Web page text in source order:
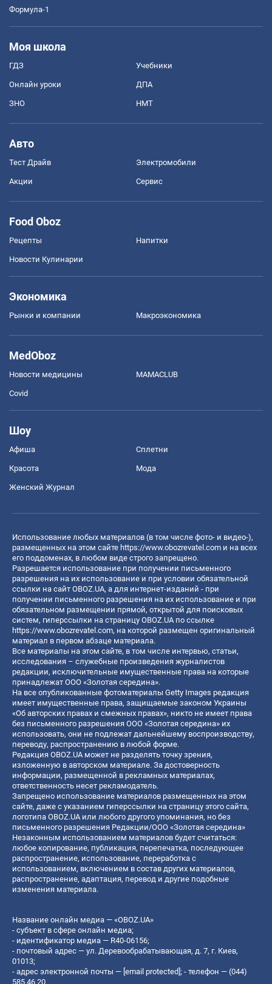
Формула-1
Моя школа
ГДЗ Учебники
Онлайн уроки ДПА
ЗНО НМТ
Авто
Тест Драйв Электромобили
Акции Сервис
Food Oboz
Рецепты Напитки
Новости Кулинарии
Экономика
Рынки и компании Mакроэкономика
MedOboz
Новости медицины MAMACLUB
Covid
Шоу
Афиша Сплетни
Красота Мода
Женский Журнал
Использование любых материалов (в том числе фото- и видео-),
размещенных на этом сайте https://www.obozrevatel.com и на всех
его поддоменах, в любом виде строго запрещено.
Разрешается использование при получении письменного
разрешения на их использование и при условии обязательной
ссылки на сайт OBOZ.UA, а для интернет-изданий - при
получении письменного разрешения на их использование и при
обязательном размещении прямой, открытой для поисковых
систем, гиперссылки на страницу OBOZ.UA по ссылке
https://www.obozrevatel.com, на которой размещен оригинальный
материал в первом абзаце материала.
Все материалы на этом сайте, в том числе интервью, статьи,
исследования – служебные произведения журналистов
редакции, исключительные имущественные права на которые
принадлежат ООО «Золотая середина».
На все опубликованные фотоматериалы Getty Images редакция
имеет имущественные права, защищаемые законом Украины
«Об авторских правах и смежных правах», никто не имеет права
без письменного разрешения ООО «Золотая середина» их
использовать, они не подлежат дальнейшему воспроизводству,
переводу, распространению в любой форме.
Редакция OBOZ.UA может не разделять точку зрения,
изложенную в авторском материале. За достоверность
информации, размещенной в рекламных материалах,
ответственность несет рекламодатель.
Запрещено использование материалов размещенных на этом
сайте, даже с указанием гиперссылки на страницу этого сайта,
логотипа OBOZ.UA или любого другого упоминания, но без
письменного разрешения Редакции/ООО «Золотая середина»
Незаконным использованием материалов будет считаться:
любое копирование, публикация, перепечатка, последующее
распространение, использование, переработка с
использованием, включением в состав других материалов,
распространение, адаптация, перевод и другие подобные
изменения материала.
Название онлайн медиа — «OBOZ.UA»
- субъект в сфере онлайн медиа;
- идентификатор медиа — R40-06156;
- почтовый адрес — ул. Деревообрабатывающая, д. 7, г. Киев,
01013;
- адрес электронной почты — [email protected]; - телефон — (044)
585 46 20